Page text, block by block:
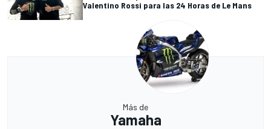
Valentino Rossi para las 24 Horas de Le Mans
Más de
Yamaha